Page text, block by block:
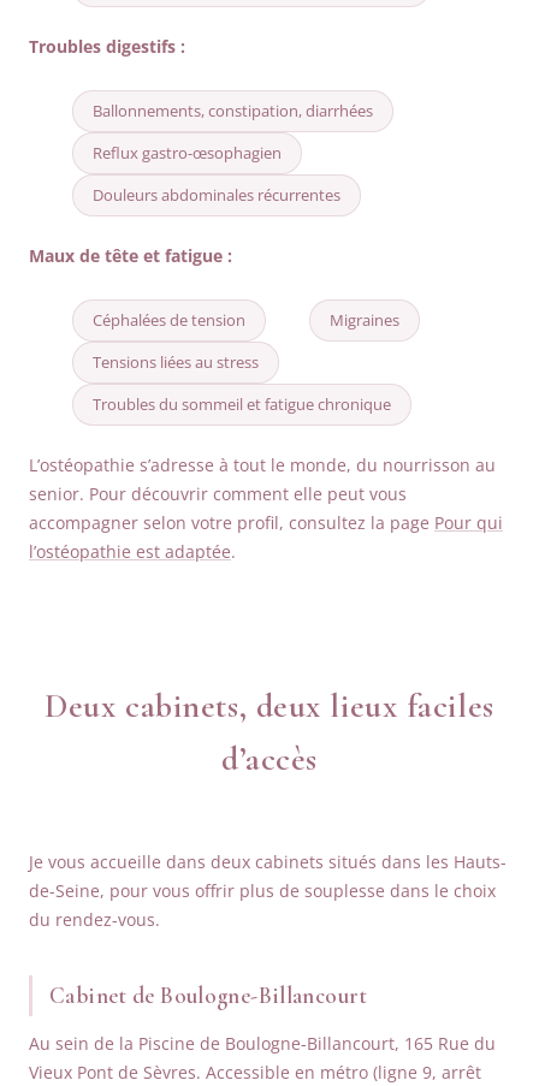
Troubles digestifs :
Ballonnements, constipation, diarrhées
Reflux gastro-œsophagien
Douleurs abdominales récurrentes
Maux de tête et fatigue :
Céphalées de tension Migraines
Tensions liées au stress
Troubles du sommeil et fatigue chronique
L’ostéopathie s’adresse à tout le monde, du nourrisson au
senior. Pour découvrir comment elle peut vous
accompagner selon votre profil, consultez la page Pour qui
l’ostéopathie est adaptée.
Deux cabinets, deux lieux faciles
d’accès
Je vous accueille dans deux cabinets situés dans les Hauts-
de-Seine, pour vous offrir plus de souplesse dans le choix
du rendez-vous.
Cabinet de Boulogne-Billancourt
Au sein de la Piscine de Boulogne-Billancourt, 165 Rue du
Vieux Pont de Sèvres. Accessible en métro (ligne 9, arrêt